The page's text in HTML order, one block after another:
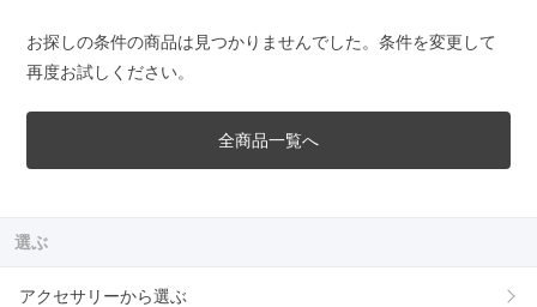
お探しの条件の商品は見つかりませんでした。条件を変更して
再度お試しください。
全商品一覧へ
選ぶ
アクセサリーから選ぶ